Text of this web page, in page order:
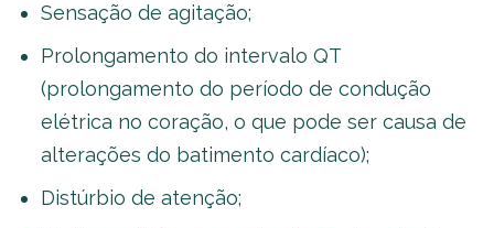
Sensação de agitação;
Prolongamento do intervalo QT
(prolongamento do período de condução
elétrica no coração, o que pode ser causa de
alterações do batimento cardíaco);
Distúrbio de atenção;